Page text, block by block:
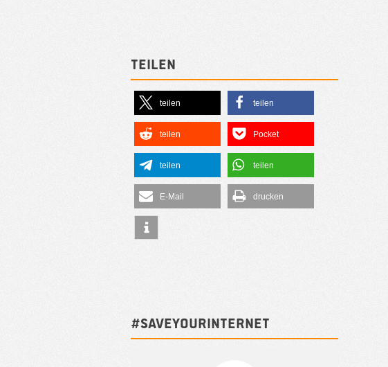
Teilen
teilen teilen
teilen Pocket
teilen teilen
E-Mail drucken
#SAVEYOURINTERNET